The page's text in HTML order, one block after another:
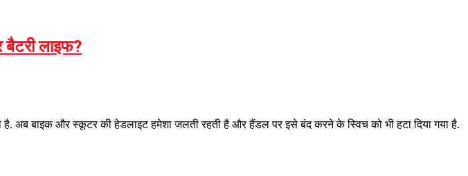
लाइफ?
बाइक और स्कूटर की हेडलाइट हमेशा जलती रहती है और हैंडल पर इसे बंद करने के स्विच को भी हटा दिया गया है.